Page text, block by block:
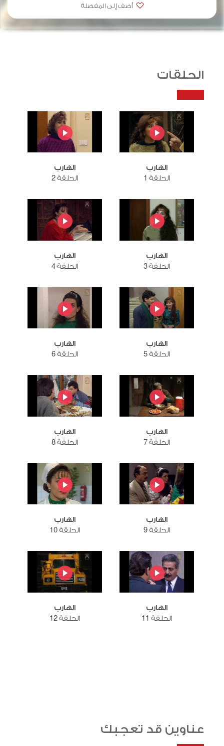
أضف إلى المفضلة
الحلقات
الهارب
الحلقة 1
الهارب
الحلقة 2
الهارب
الحلقة 3
الهارب
الحلقة 4
الهارب
الحلقة 5
الهارب
الحلقة 6
الهارب
الحلقة 7
الهارب
الحلقة 8
الهارب
الحلقة 9
الهارب
الحلقة 10
الهارب
الحلقة 11
الهارب
الحلقة 12
عناوين قد تعجبك